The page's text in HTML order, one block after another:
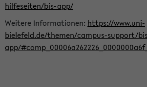
hilfeseiten/bis-app/
Weitere Informationen: https://www.uni-
bielefeld.de/themen/campus-support/
app/